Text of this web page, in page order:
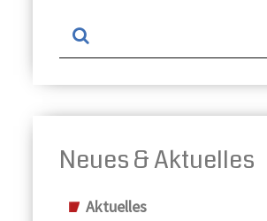
Neues & Aktuelles
Aktuelles